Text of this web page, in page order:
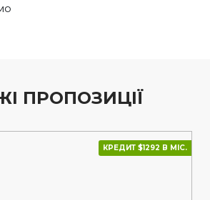
ПРОПОЗИЦІЇ
КРЕДИТ $1292 В МІС.